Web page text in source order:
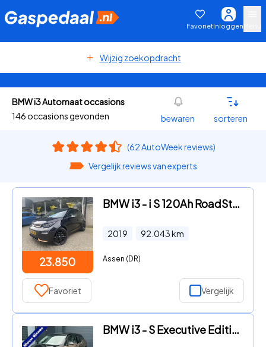
FavorietInloggen
Wijzig zoekopdracht
BMW i3 Automaat occasions
146 occasions gevonden
bewaren sorteren
(62 AutoWeek reviews)
Vergelijk reviews van experts
23.850
BMW i3 - i S 120Ah RoadStyle Edition FULL OPTION/Harmankardon/Adaptiv
2019 92.043km
Assen (DR)
Favoriet Vergelijk
BMW i3 - S Executive Edition 120Ah 42 kWh LODGE PANO H/K CARPLAY CAME